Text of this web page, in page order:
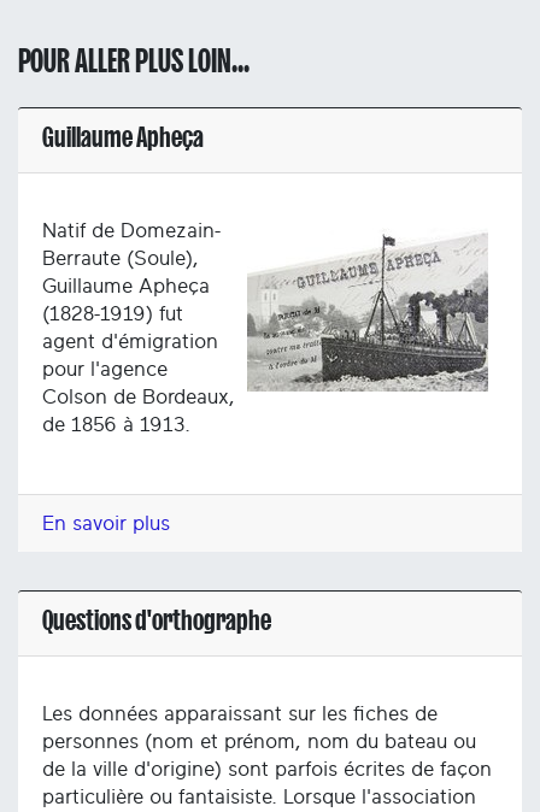
POUR ALLER PLUS LOIN...
Guillaume Apheça
Natif de Domezain-
Berraute (Soule),
Guillaume Apheça
(1828-1919) fut
agent d'émigration
pour l'agence
Colson de Bordeaux,
de 1856 à 1913.
En savoir plus
Questions d'orthographe
Les données apparaissant sur les fiches de
personnes (nom et prénom, nom du bateau ou
de la ville d'origine) sont parfois écrites de façon
particulière ou fantaisiste. Lorsque l'association